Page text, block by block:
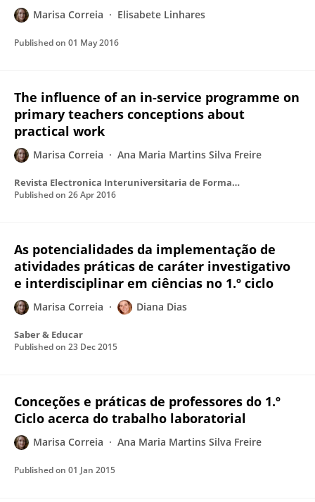
Marisa Correia Elisabete Linhares
Published on 01 May 2016
The influence of an in-service programme on
primary teachers conceptions about
practical work
Marisa Correia Ana Maria Martins Silva Freire
Revista Electronica Interuniversitaria de Formación del Profesorado
Published on 26 Apr 2016
As potencialidades da implementação de
atividades práticas de caráter investigativo
e interdisciplinar em ciências no 1.º ciclo
Marisa Correia Diana Dias
Saber & Educar
Published on 23 Dec 2015
Conceções e práticas de professores do 1.º
Ciclo acerca do trabalho laboratorial
Marisa Correia Ana Maria Martins Silva Freire
Published on 01 Jan 2015